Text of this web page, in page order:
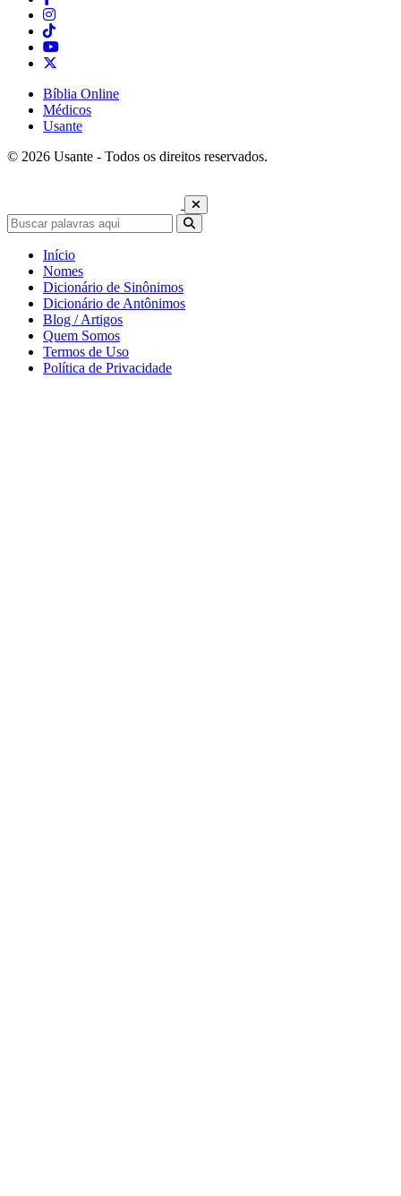
Bíblia Online
Médicos
Usante
© 2026 Usante - Todos os direitos reservados.
Início
Nomes
Dicionário de Sinônimos
Dicionário de Antônimos
Blog / Artigos
Quem Somos
Termos de Uso
Política de Privacidade